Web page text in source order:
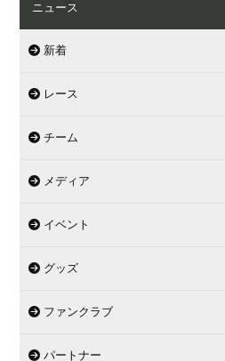
ニュース
新着
レース
チーム
メディア
イベント
グッズ
ファンクラブ
パートナー